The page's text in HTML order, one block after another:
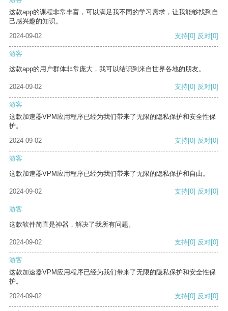
这款app的课程非常丰富，可以满足我不同的学习需求，让我能够找到自
己感兴趣的知识。
2024-09-02
支持[0] 反对[0]
游客
这款app的用户群体非常庞大，我可以结识到来自世界各地的朋友。
2024-09-02 支持[0] 反对[0]
游客
这款加速器VPM应用程序已经为我们带来了无限的隐私保护和安全性保
护。
2024-09-02
支持[0] 反对[0]
游客
这款加速器VPM应用程序已经为我们带来了无限的隐私保护和自由。
2024-09-02 支持[0] 反对[0]
游客
这款软件简直是神器，解决了我所有问题。
2024-09-02 支持[0] 反对[0]
游客
这款加速器VPM应用程序已经为我们带来了无限的隐私保护和安全性保
护。
2024-09-02
支持[0] 反对[0]